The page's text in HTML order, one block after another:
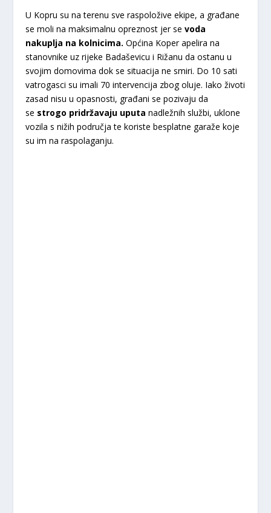
U Kopru su na terenu sve raspoložive ekipe, a građane
se moli na maksimalnu opreznost jer sevoda
nakuplja na kolnicima. Općina Koper apelira na
stanovnike uz rijeke Badaševicu i Rižanu da ostanu u
svojim domovima dok se situacija ne smiri. Do 10 sati
vatrogasci su imali 70 intervencija zbog oluje. Iako životi
zasad nisu u opasnosti, građani se pozivaju da
se strogo pridržavaju uputa nadležnih službi, uklone
vozila s nižih područja te koriste besplatne garaže koje
su im na raspolaganju.